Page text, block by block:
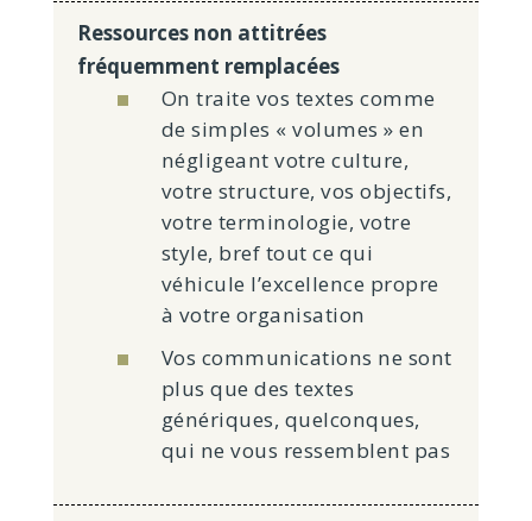
Ressources non attitrées
fréquemment remplacées
On traite vos textes comme
de simples « volumes » en
négligeant votre culture,
votre structure, vos objectifs,
votre terminologie, votre
style, bref tout ce qui
véhicule l’excellence propre
à votre organisation
Vos communications ne sont
plus que des textes
génériques, quelconques,
qui ne vous ressemblent pas